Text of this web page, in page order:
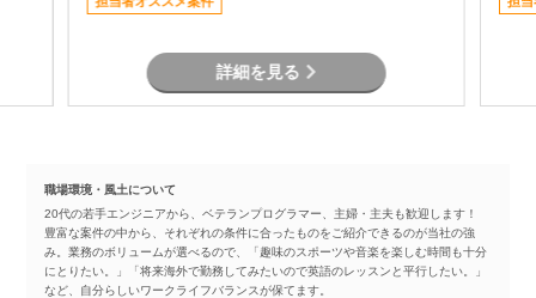
による業務系開発経験を活かして参画可能で
詳細を見る
職場環境・風土について
20代の若手エンジニアから、ベテランプログラマー、主婦・主夫も歓迎します！
豊富な案件の中から、それぞれの条件に合ったものをご紹介できるのが当社の強
み。業務のボリュームが選べるので、「趣味のスポーツや音楽を楽しむ時間も十分
にとりたい。」「将来海外で勤務してみたいので英語のレッスンと平行したい。」
など、自分らしいワークライフバランスが保てます。